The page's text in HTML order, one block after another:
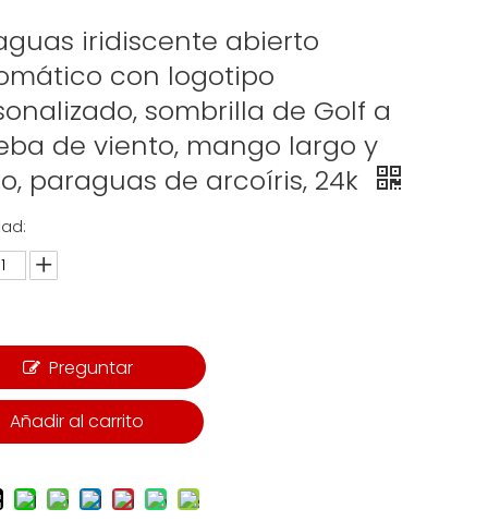
iridiscente abierto
con logotipo
sombrilla de Golf a
de viento, mango largo y
paraguas de arcoíris, 24k
Preguntar
Añadir al carrito